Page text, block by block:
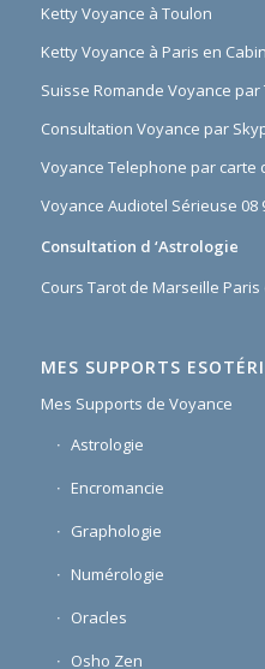
Ketty Voyance à Toulon
Ketty Voyance à Paris en
Suisse Romande Voyance
Consultation Voyance par
Voyance Telephone par carte
Voyance Audiotel Sérieuse 08
Consultation d ‘Astrologie
Cours Tarot de Marseille Paris
MES SUPPORTS
Mes Supports de Voyance
Astrologie
Encromancie
Graphologie
Numérologie
Oracles
Osho Zen